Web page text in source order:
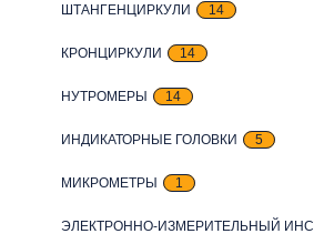
ШТАНГЕНЦИРКУЛИ 14
КРОНЦИРКУЛИ 14
НУТРОМЕРЫ 14
ИНДИКАТОРНЫЕ ГОЛОВКИ 5
МИКРОМЕТРЫ 1
ЭЛЕКТРОННО-ИЗМЕРИТЕЛЬНЫЙ